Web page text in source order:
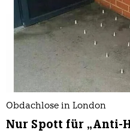
Obdachlose in London
Nur Spott für „Anti-